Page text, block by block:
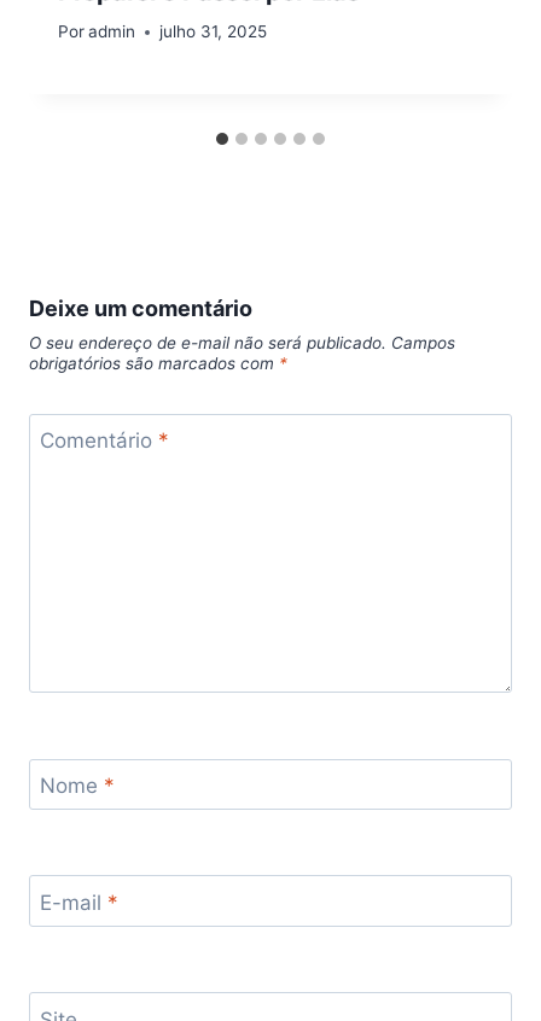
Poradmin julho 31, 2025
Deixe um comentário
O seu endereço de e-mail não será publicado. Campos
obrigatórios são marcados com *
Comentário *
Nome *
E-mail *